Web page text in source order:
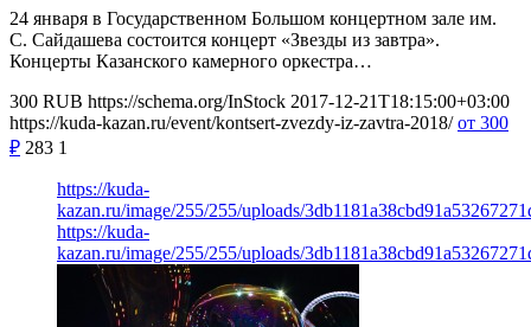
24 января в Государственном Большом концертном зале им.
С. Сайдашева состоится концерт «Звезды из завтра».
Концерты Казанского камерного оркестра…
300 RUB https://schema.org/InStock 2017-12-21T18:15:00+03:00
https://kuda-kazan.ru/event/kontsert-zvezdy-iz-zavtra-2018/ от 300
₽ 283 1
https://kuda-
kazan.ru/image/255/255/uploads/
https://kuda-
kazan.ru/image/255/255/uploads/